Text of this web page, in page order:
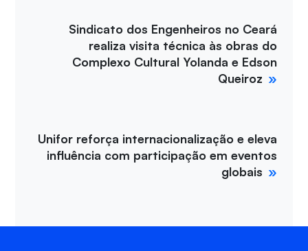
Sindicato dos Engenheiros no Ceará
realiza visita técnica às obras do
Complexo Cultural Yolanda e Edson
Queiroz
Unifor reforça internacionalização e eleva
influência com participação em eventos
globais